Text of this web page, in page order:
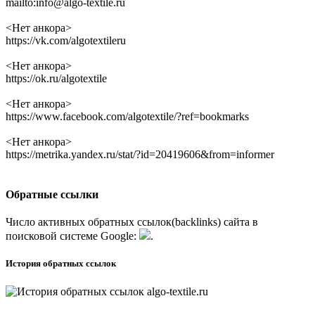
<Нет анкора>
https://vk.com/algotextileru
<Нет анкора>
https://ok.ru/algotextile
<Нет анкора>
https://www.facebook.com/algotextile/?ref=bookmarks
<Нет анкора>
https://metrika.yandex.ru/stat/?id=20419606&from=informer
Обратные ссылки
Число активных обратных ссылок(backlinks) сайта в
поисковой системе Google: .
История обратных ссылок